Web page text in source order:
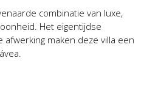
combinatie van luxe,
Het eigentijdse
maken deze villa een